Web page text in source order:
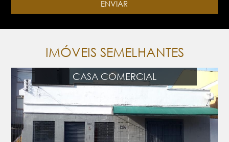
IMÓVEIS SEMELHANTES
CASA COMERCIAL